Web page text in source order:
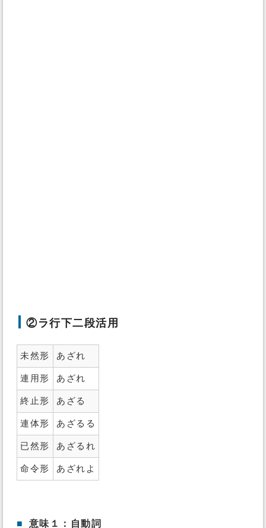
②ラ行下二段活用
未然形 あざれ
連用形 あざれ
終止形 あざる
連体形 あざるる
已然形 あざるれ
命令形 あざれよ
■ 意味１：自動詞